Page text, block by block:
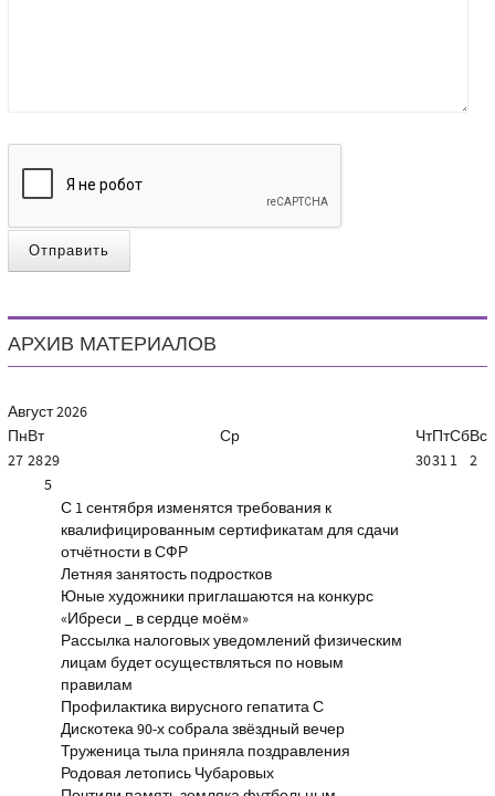
Отправить
АРХИВ МАТЕРИАЛОВ
Август2026
ПнВт Ср ЧтПтСбВс
27 2829 30311 2
5
С 1 сентября изменятся требования к
квалифицированным сертификатам для сдачи
отчётности в СФР
Летняя занятость подростков
Юные художники приглашаются на конкурс
«Ибреси _ в сердце моём»
Рассылка налоговых уведомлений физическим
лицам будет осуществляться по новым
правилам
Профилактика вирусного гепатита С
Дискотека 90-х собрала звёздный вечер
Труженица тыла приняла поздравления
Родовая летопись Чубаровых